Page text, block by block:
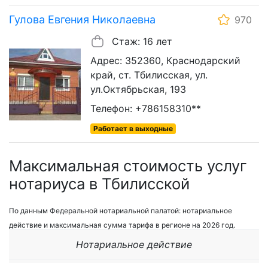
Гулова Евгения Николаевна
970
Стаж: 16 лет
Адрес: 352360, Краснодарский
край, ст. Тбилисская, ул.
ул.Октябрьская, 193
Телефон: +786158310**
Работает в выходные
Максимальная стоимость услуг
нотариуса в Тбилисской
По данным Федеральной нотариальной палатой: нотариальное
действие и максимальная сумма тарифа в регионе на 2026 год.
Нотариальное действие